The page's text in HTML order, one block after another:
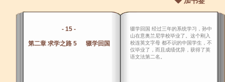
- 15 -
第二章 求学之路 5 辍学回国
辍学回国 经过三年的系统学习，孙中
山在意奥兰尼学校毕业了。这个刚入
校连英文字母 都不识的中国学生，不
仅毕业了，而且成绩优异，获得了英
语文法第二名。